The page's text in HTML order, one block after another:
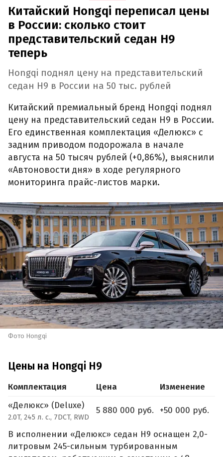
Китайский Hongqi переписал цены
в России: сколько стоит
представительский седан H9
теперь
Hongqi поднял цену на представительский
седан H9 в России на 50 тыс. рублей
Китайский премиальный бренд Hongqi поднял
цену на представительский седан H9 в России.
Его единственная комплектация «Делюкс» с
задним приводом подорожала в начале
августа на 50 тысяч рублей (+0,86%), выяснили
«Автоновости дня» в ходе регулярного
мониторинга прайс-листов марки.
Фото Hongqi
Цены на Hongqi H9
Комплектация Цена
Изменение
«Делюкс» (Deluxe)
2.0T, 245 л. с., 7DCT, RWD
5 880 000 руб. +50 000 руб.
В исполнении «Делюкс» седан H9 оснащен 2,0-
литровым 245-сильным турбированным